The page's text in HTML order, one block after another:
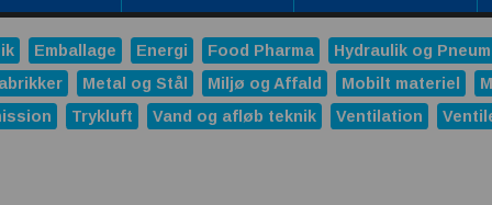
Emballage Energi Food Pharma Hydraulik og
Metal og Stål Miljø og Affald Mobilt materiel
Trykluft Vand og afløb teknik Ventilation